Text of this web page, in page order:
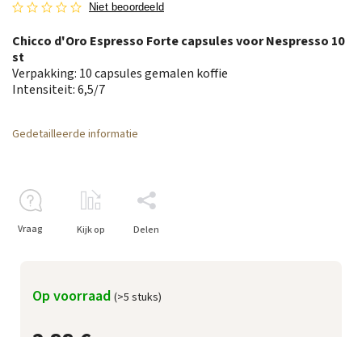
Niet beoordeeld
Op voorraad (>5 stuks)
Chicco d'Oro Espresso Forte capsules voor Nespresso 10
st
Verpakking: 10 capsules gemalen koffie
Intensiteit: 6,5/7
Gedetailleerde informatie
Vraag Kijk op Delen